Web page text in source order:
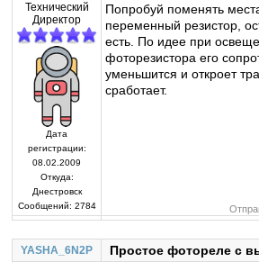
Технический
Директор
Дата
регистрации:
08.02.2009
Откуда:
Днестровск
Сообщений: 2784
Попробуй поменять
переменный резистор,
есть. По идее при
фоторезистора его
уменьшится и откроет
сработает.
YASHA_6N2P Простое фотореле с